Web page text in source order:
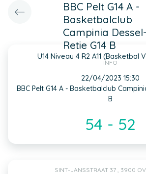
BBC Pelt G14 A -
Basketbalclub
Campinia Dessel-
Retie G14 B
U14 Niveau 4 R2 A11 (Basketbal
INFO
22/04/2023 15:30
BBC Pelt G14 A - Basketbalclub
B
54 - 52
SINT-JANSSTRAAT 37 , 3900